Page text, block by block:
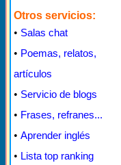
Otros servicios:
• Salas chat
• Poemas, relatos,
artículos
• Servicio de blogs
• Frases, refranes...
• Aprender inglés
• Lista top ranking